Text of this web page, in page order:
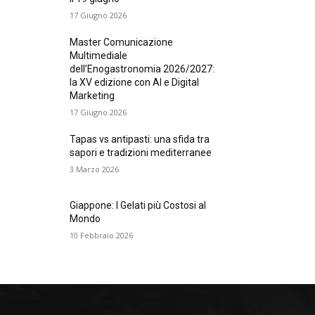
17 Giugno 2026
Master Comunicazione
Multimediale
dell’Enogastronomia 2026/2027:
la XV edizione con AI e Digital
Marketing
17 Giugno 2026
Tapas vs antipasti: una sfida tra
sapori e tradizioni mediterranee
3 Marzo 2026
Giappone: I Gelati più Costosi al
Mondo
10 Febbraio 2026